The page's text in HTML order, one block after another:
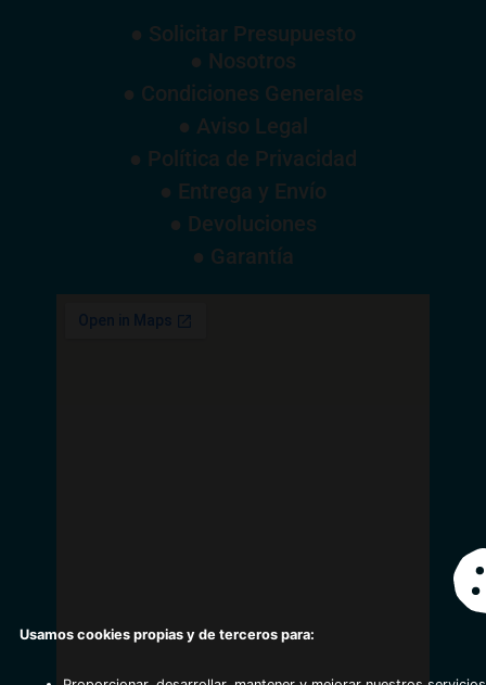
● Solicitar Presupuesto
● Nosotros
● Condiciones Generales
● Aviso Legal
● Política de Privacidad
● Entrega y Envío
● Devoluciones
● Garantía
Usamos cookies propias y de terceros para: